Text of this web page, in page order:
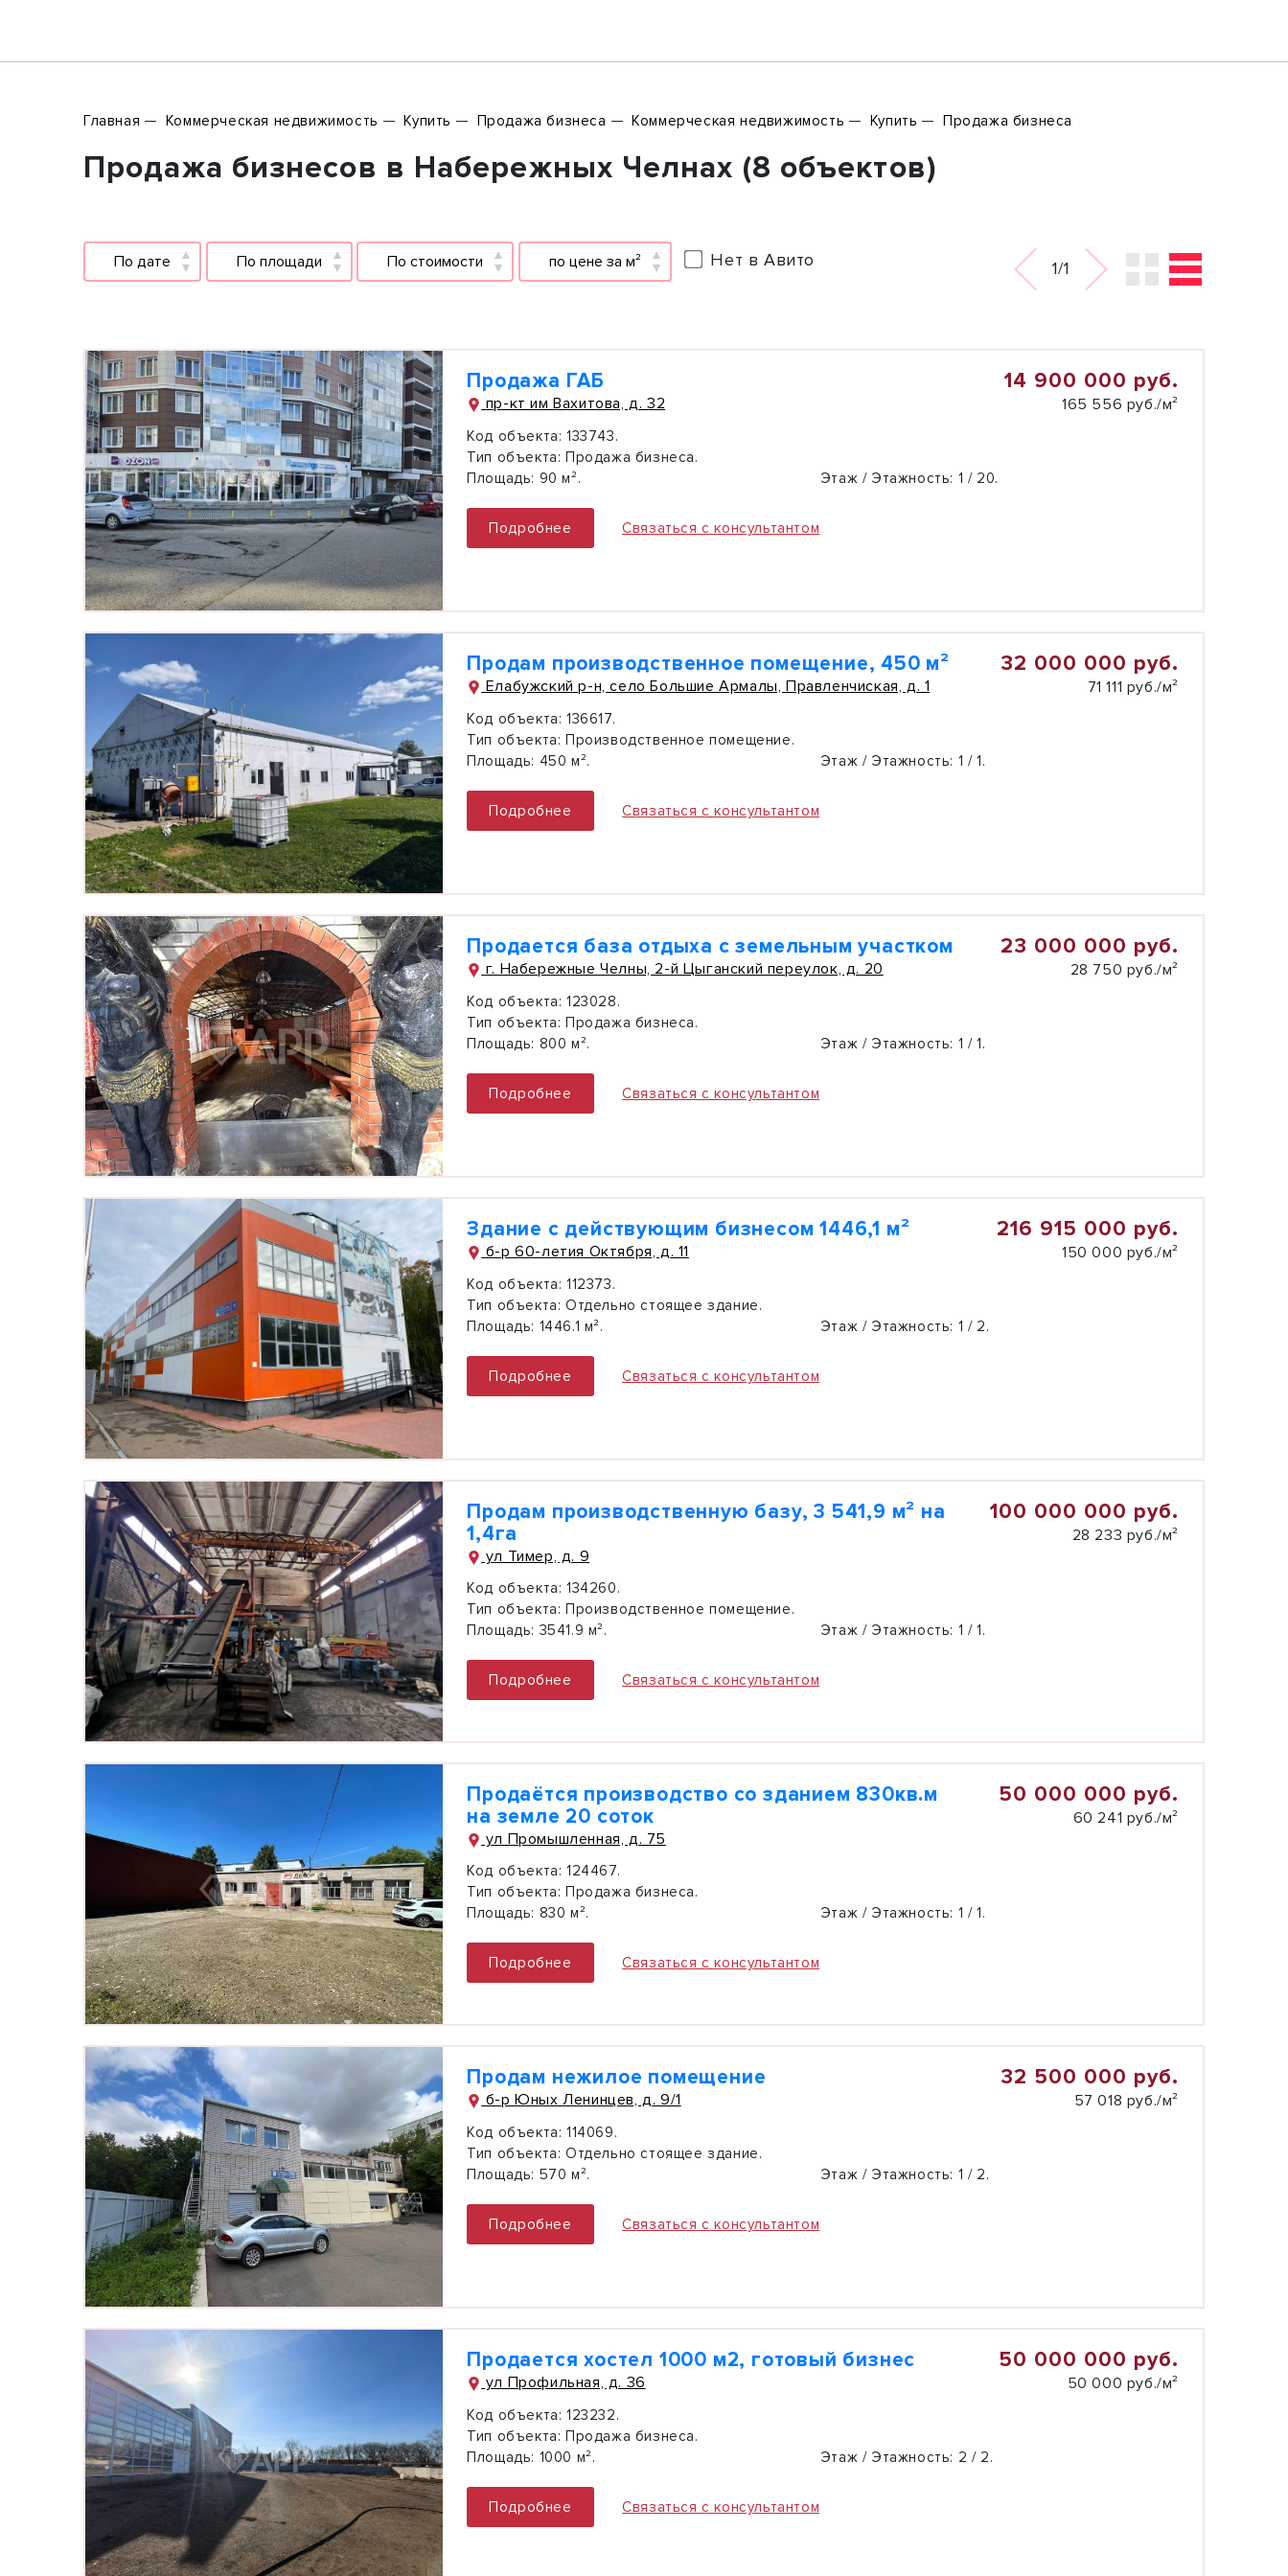
Главная Коммерческая недвижимость Купить Продажа бизнеса Коммерческая недвижимость Купить Продажа бизнеса
Продажа бизнесов в Набережных Челнах (8 объектов)
По дате По площади По стоимости по цене за м² Нет в Авито 1/1
Продажа ГАБ
пр-кт им Вахитова, д. 32
14 900 000 руб.
165 556 руб./м²
Код объекта: 133743.
Тип объекта: Продажа бизнеса.
Площадь: 90 м². Этаж / Этажность: 1 / 20.
Подробнее Связаться с консультантом
Продам производственное помещение, 450 м²
Елабужский р-н, село Большие Армалы, Правленчиская, д. 1
32 000 000 руб.
71 111 руб./м²
Код объекта: 136617.
Тип объекта: Производственное помещение.
Площадь: 450 м². Этаж / Этажность: 1 / 1.
Подробнее Связаться с консультантом
Продается база отдыха с земельным участком
г. Набережные Челны, 2-й Цыганский переулок, д. 20
23 000 000 руб.
28 750 руб./м²
Код объекта: 123028.
Тип объекта: Продажа бизнеса.
Площадь: 800 м². Этаж / Этажность: 1 / 1.
Подробнее Связаться с консультантом
Здание с действующим бизнесом 1446,1 м²
б-р 60-летия Октября, д. 11
216 915 000 руб.
150 000 руб./м²
Код объекта: 112373.
Тип объекта: Отдельно стоящее здание.
Площадь: 1446.1 м². Этаж / Этажность: 1 / 2.
Подробнее Связаться с консультантом
Продам производственную базу, 3 541,9 м² на
1,4га
ул Тимер, д. 9
100 000 000 руб.
28 233 руб./м²
Код объекта: 134260.
Тип объекта: Производственное помещение.
Площадь: 3541.9 м². Этаж / Этажность: 1 / 1.
Подробнее Связаться с консультантом
Продаётся производство со зданием 830кв.м
на земле 20 соток
ул Промышленная, д. 75
50 000 000 руб.
60 241 руб./м²
Код объекта: 124467.
Тип объекта: Продажа бизнеса.
Площадь: 830 м². Этаж / Этажность: 1 / 1.
Подробнее Связаться с консультантом
Продам нежилое помещение
б-р Юных Ленинцев, д. 9/1
32 500 000 руб.
57 018 руб./м²
Код объекта: 114069.
Тип объекта: Отдельно стоящее здание.
Площадь: 570 м². Этаж / Этажность: 1 / 2.
Подробнее Связаться с консультантом
Продается хостел 1000 м2, готовый бизнес
ул Профильная, д. 36
50 000 000 руб.
50 000 руб./м²
Код объекта: 123232.
Тип объекта: Продажа бизнеса.
Площадь: 1000 м². Этаж / Этажность: 2 / 2.
Подробнее Связаться с консультантом